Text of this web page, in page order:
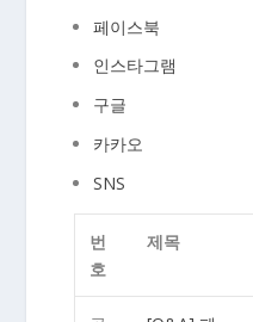
페이스북
인스타그램
구글
카카오
SNS
번
호
제목